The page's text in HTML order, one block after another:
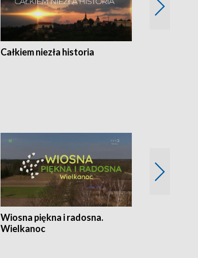
Całkiem niezła historia
Wiosna piękna i radosna.
Wielkanoc